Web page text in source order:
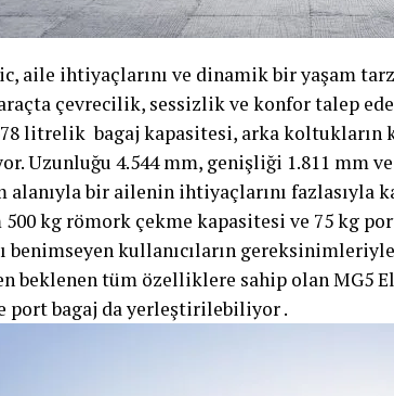
aile ihtiyaçlarını ve dinamik bir yaşam
çevrecilik, sessizlik ve konfor talep
litrelik bagaj kapasitesi, arka koltukların
Uzunluğu 4.544 mm, genişliği 1.811 mm
alanıyla bir ailenin ihtiyaçlarını fazlasıyla
kg römork çekme kapasitesi ve 75 kg
benimseyen kullanıcıların
beklenen tüm özelliklere sahip olan MG5
port bagaj da yerleştirilebiliyor .